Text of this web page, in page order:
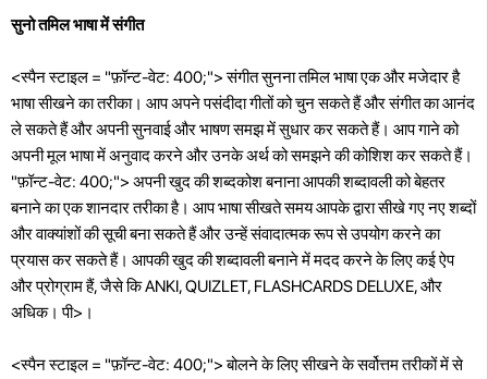
सुनो तमिल भाषा में संगीत
<स्पैन स्टाइल = "फ़ॉन्ट-वेट: 400;"> संगीत सुनना तमिल भाषा एक और मजेदार है
भाषा सीखने का तरीका। आप अपने पसंदीदा गीतों को चुन सकते हैं और संगीत का आनंद
ले सकते हैं और अपनी सुनवाई और भाषण समझ में सुधार कर सकते हैं। आप गाने को
अपनी मूल भाषा में अनुवाद करने और उनके अर्थ को समझने की कोशिश कर सकते हैं।
"फ़ॉन्ट-वेट: 400;"> अपनी खुद की शब्दकोश बनाना आपकी शब्दावली को बेहतर
बनाने का एक शानदार तरीका है। आप भाषा सीखते समय आपके द्वारा सीखे गए नए शब्दों
और वाक्यांशों की सूची बना सकते हैं और उन्हें संवादात्मक रूप से उपयोग करने का
प्रयास कर सकते हैं। आपकी खुद की शब्दावली बनाने में मदद करने के लिए कई ऐप
और प्रोग्राम हैं, जैसे कि ANKI, QUIZLET, FLASHCARDS DELUXE, और
अधिक। पी>।
<स्पैन स्टाइल = "फ़ॉन्ट-वेट: 400;"> बोलने के लिए सीखने के सर्वोत्तम तरीकों में से